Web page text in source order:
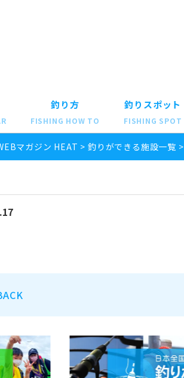
釣り方
FISHING HOW TO
釣りスポット
FISHING SPOT
マガジン HEAT >釣りができる施設一覧 >